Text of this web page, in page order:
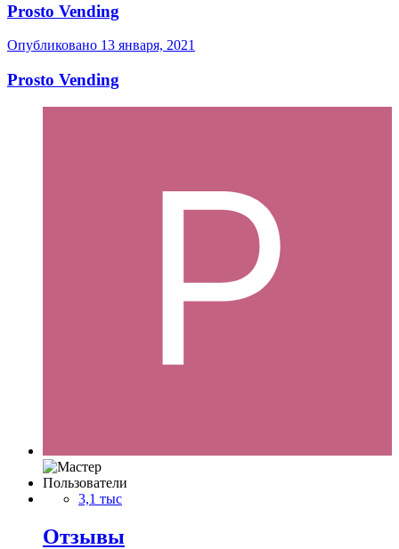
Prosto Vending
Опубликовано 13 января, 2021
Prosto Vending
Пользователи
3,1 тыс
Отзывы